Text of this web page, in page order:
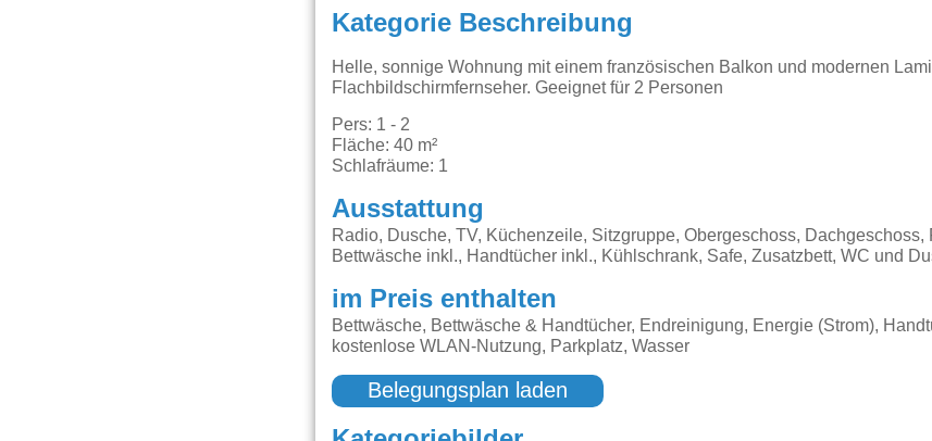
Kategorie Beschreibung
Helle, sonnige Wohnung mit einem französischen Balkon und modernen
Flachbildschirmfernseher. Geeignet für 2 Personen
Pers: 1 - 2
Fläche: 40 m²
Schlafräume: 1
Ausstattung
Radio, Dusche, TV, Küchenzeile, Sitzgruppe, Obergeschoss, Dachgeschoss,
Bettwäsche inkl., Handtücher inkl., Kühlschrank, Safe, Zusatzbett, WC und
im Preis enthalten
Bettwäsche, Bettwäsche & Handtücher, Endreinigung, Energie (Strom),
kostenlose WLAN-Nutzung, Parkplatz, Wasser
Belegungsplan laden